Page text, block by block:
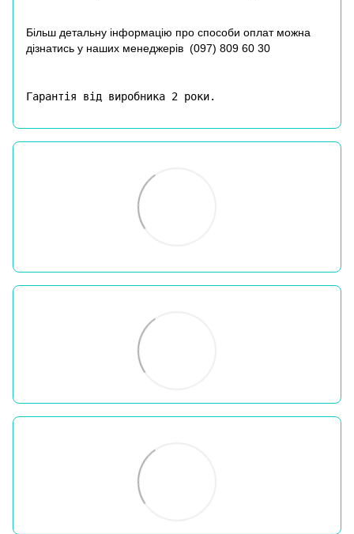
Більш детальну інформацію про способи оплат можна
дізнатись у наших менеджерів (097) 809 60 30
Гарантія від виробника 2 роки.